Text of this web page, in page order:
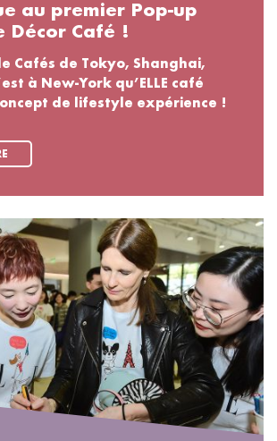
au premier Pop-up
Décor Café !
Cafés de Tokyo, Shanghai,
à New-York qu’ELLE café
de lifestyle expérience !